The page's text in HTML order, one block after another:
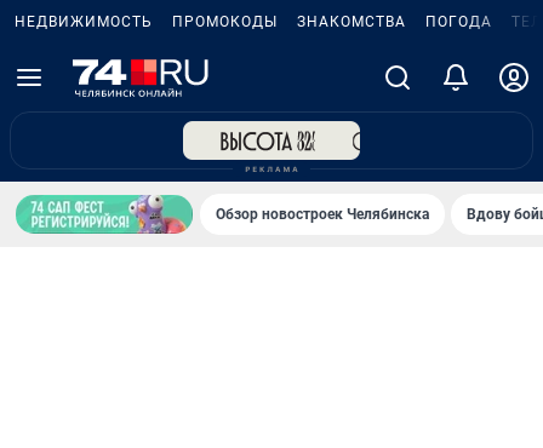
НЕДВИЖИМОСТЬ ПРОМОКОДЫ ЗНАКОМСТВА ПОГОДА
Обзор новостроек Челябинска Вдову